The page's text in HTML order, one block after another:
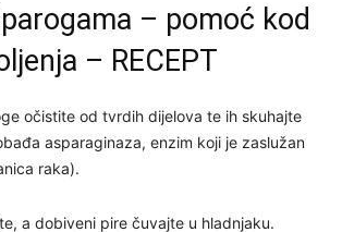
– pomoć kod
– RECEPT
očistite od tvrdih dijelova te ih skuhajte
asparaginaza, enzim koji je zaslužan
raka).
a dobiveni pire čuvajte u hladnjaku.